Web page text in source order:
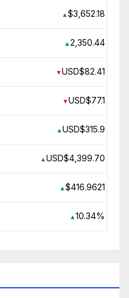
▲$3,652.18
▲2,350.44
▼USD$82.41
▼USD$77.1
▲USD$315.9
▲USD$4,399.70
▲$416.9621
▲10.34%